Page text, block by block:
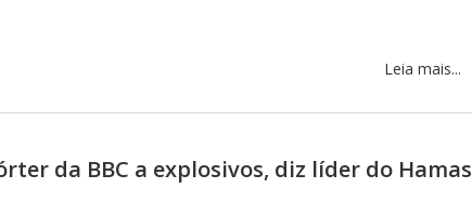
Leia mais...
da BBC a explosivos, diz líder do Hamas